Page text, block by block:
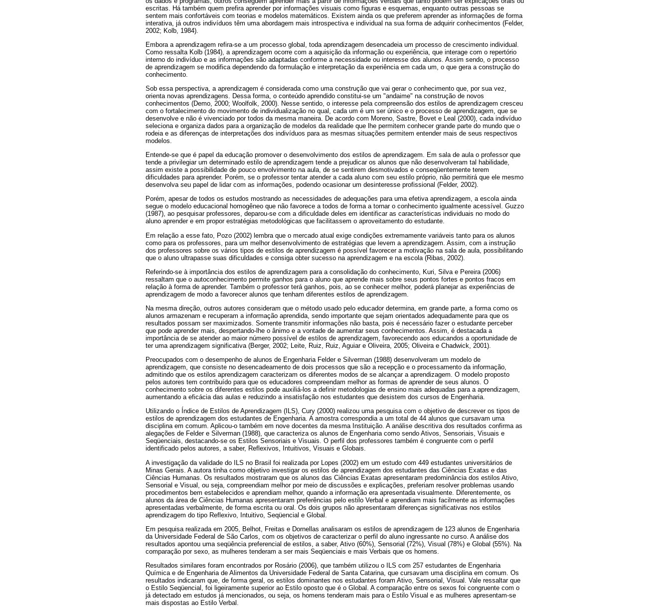
escritas. Há também quem prefira aprender por informações visuais como figuras e esquemas, enquanto outras pessoas se
sentem mais confortáveis com teorias e modelos matemáticos. Existem ainda os que preferem aprender as informações de forma
interativa, já outros indivíduos têm uma abordagem mais introspectiva e individual na sua forma de adquirir conhecimentos (Felder,
2002; Kolb, 1984).
Embora a aprendizagem refira-se a um processo global, toda aprendizagem desencadeia um processo de crescimento individual.
Como ressalta Kolb (1984), a aprendizagem ocorre com a aquisição da informação ou experiência, que interage com o repertório
interno do indivíduo e as informações são adaptadas conforme a necessidade ou interesse dos alunos. Assim sendo, o processo
de aprendizagem se modifica dependendo da formulação e interpretação da experiência em cada um, o que gera a construção do
conhecimento.
Sob essa perspectiva, a aprendizagem é considerada como uma construção que vai gerar o conhecimento que, por sua vez,
orienta novas aprendizagens. Dessa forma, o conteúdo aprendido constitui-se um "andaime" na construção de novos
conhecimentos (Demo, 2000; Woolfolk, 2000). Nesse sentido, o interesse pela compreensão dos estilos de aprendizagem cresceu
com o fortalecimento do movimento de individualização no qual, cada um é um ser único e o processo de aprendizagem, que se
desenvolve e não é vivenciado por todos da mesma maneira. De acordo com Moreno, Sastre, Bovet e Leal (2000), cada indivíduo
seleciona e organiza dados para a organização de modelos da realidade que lhe permitem conhecer grande parte do mundo que o
rodeia e as diferenças de interpretações dos indivíduos para as mesmas situações permitem entender mais de seus respectivos
modelos.
Entende-se que é papel da educação promover o desenvolvimento dos estilos de aprendizagem. Em sala de aula o professor que
tende a privilegiar um determinado estilo de aprendizagem tende a prejudicar os alunos que não desenvolveram tal habilidade,
assim existe a possibilidade de pouco envolvimento na aula, de se sentirem desmotivados e conseqüentemente terem
dificuldades para aprender. Porém, se o professor tentar atender a cada aluno com seu estilo próprio, não permitirá que ele mesmo
desenvolva seu papel de lidar com as informações, podendo ocasionar um desinteresse profissional (Felder, 2002).
Porém, apesar de todos os estudos mostrando as necessidades de adequações para uma efetiva aprendizagem, a escola ainda
segue o modelo educacional homogêneo que não favorece a todos de forma a tornar o conhecimento igualmente acessível. Guzzo
(1987), ao pesquisar professores, deparou-se com a dificuldade deles em identificar as características individuais no modo do
aluno aprender e em propor estratégias metodológicas que facilitassem o aproveitamento do estudante.
Em relação a esse fato, Pozo (2002) lembra que o mercado atual exige condições extremamente variáveis tanto para os alunos
como para os professores, para um melhor desenvolvimento de estratégias que levem a aprendizagem. Assim, com a instrução
dos professores sobre os vários tipos de estilos de aprendizagem é possível favorecer a motivação na sala de aula, possibilitando
que o aluno ultrapasse suas dificuldades e consiga obter sucesso na aprendizagem e na escola (Ribas, 2002).
Referindo-se à importância dos estilos de aprendizagem para a consolidação do conhecimento, Kuri, Silva e Pereira (2006)
ressaltam que o autoconhecimento permite ganhos para o aluno que aprende mais sobre seus pontos fortes e pontos fracos em
relação à forma de aprender. Também o professor terá ganhos, pois, ao se conhecer melhor, poderá planejar as experiências de
aprendizagem de modo a favorecer alunos que tenham diferentes estilos de aprendizagem.
Na mesma direção, outros autores consideram que o método usado pelo educador determina, em grande parte, a forma como os
alunos armazenam e recuperam a informação aprendida, sendo importante que sejam orientados adequadamente para que os
resultados possam ser maximizados. Somente transmitir informações não basta, pois é necessário fazer o estudante perceber
que pode aprender mais, despertando-lhe o ânimo e a vontade de aumentar seus conhecimentos. Assim, é destacada a
importância de se atender ao maior número possível de estilos de aprendizagem, favorecendo aos educandos a oportunidade de
ter uma aprendizagem significativa (Berger, 2002; Leite, Ruiz, Ruiz, Aguiar e Oliveira, 2005; Oliveira e Chadwick, 2001).
Preocupados com o desempenho de alunos de Engenharia Felder e Silverman (1988) desenvolveram um modelo de
aprendizagem, que consiste no desencadeamento de dois processos que são a recepção e o processamento da informação,
admitindo que os estilos aprendizagem caracterizam os diferentes modos de se alcançar a aprendizagem. O modelo proposto
pelos autores tem contribuído para que os educadores compreendam melhor as formas de aprender de seus alunos. O
conhecimento sobre os diferentes estilos pode auxiliá-los a definir metodologias de ensino mais adequadas para a aprendizagem,
aumentando a eficácia das aulas e reduzindo a insatisfação nos estudantes que desistem dos cursos de Engenharia.
Utilizando o Índice de Estilos de Aprendizagem (ILS), Cury (2000) realizou uma pesquisa com o objetivo de descrever os tipos de
estilos de aprendizagem dos estudantes de Engenharia. A amostra correspondia a um total de 44 alunos que cursavam uma
disciplina em comum. Aplicou-o também em nove docentes da mesma Instituição. A análise descritiva dos resultados confirma as
alegações de Felder e Silverman (1988), que caracteriza os alunos de Engenharia como sendo Ativos, Sensoriais, Visuais e
Seqüenciais, destacando-se os Estilos Sensoriais e Visuais. O perfil dos professores também é congruente com o perfil
identificado pelos autores, a saber, Reflexivos, Intuitivos, Visuais e Globais.
A investigação da validade do ILS no Brasil foi realizada por Lopes (2002) em um estudo com 449 estudantes universitários de
Minas Gerais. A autora tinha como objetivo investigar os estilos de aprendizagem dos estudantes das Ciências Exatas e das
Ciências Humanas. Os resultados mostraram que os alunos das Ciências Exatas apresentaram predominância dos estilos Ativo,
Sensorial e Visual, ou seja, compreendiam melhor por meio de discussões e explicações, preferiam resolver problemas usando
procedimentos bem estabelecidos e aprendiam melhor, quando a informação era apresentada visualmente. Diferentemente, os
alunos da área de Ciências Humanas apresentaram preferências pelo estilo Verbal e aprendiam mais facilmente as informações
apresentadas verbalmente, de forma escrita ou oral. Os dois grupos não apresentaram diferenças significativas nos estilos
aprendizagem do tipo Reflexivo, Intuitivo, Seqüencial e Global.
Em pesquisa realizada em 2005, Belhot, Freitas e Dornellas analisaram os estilos de aprendizagem de 123 alunos de Engenharia
da Universidade Federal de São Carlos, com os objetivos de caracterizar o perfil do aluno ingressante no curso. A análise dos
resultados apontou uma seqüência preferencial de estilos, a saber, Ativo (60%), Sensorial (72%), Visual (78%) e Global (55%). Na
comparação por sexo, as mulheres tenderam a ser mais Seqüenciais e mais Verbais que os homens.
Resultados similares foram encontrados por Rosário (2006), que também utilizou o ILS com 257 estudantes de Engenharia
Química e de Engenharia de Alimentos da Universidade Federal de Santa Catarina, que cursavam uma disciplina em comum. Os
resultados indicaram que, de forma geral, os estilos dominantes nos estudantes foram Ativo, Sensorial, Visual. Vale ressaltar que
o Estilo Seqüencial, foi ligeiramente superior ao Estilo oposto que é o Global. A comparação entre os sexos foi congruente com o
já detectado em estudos já mencionados, ou seja, os homens tenderam mais para o Estilo Visual e as mulheres apresentam-se
mais dispostas ao Estilo Verbal.